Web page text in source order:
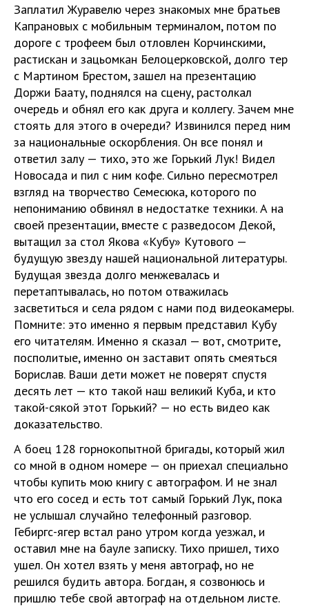
Заплатил Журавелю через знакомых мне братьев
Капрановых с мобильным терминалом, потом по
дороге с трофеем был отловлен Корчинскими,
растискан и зацьомкан Белоцерковской, долго тер
с Мартином Брестом, зашел на презентацию
Доржи Баату, поднялся на сцену, растолкал
очередь и обнял его как друга и коллегу. Зачем мне
стоять для этого в очереди? Извинился перед ним
за национальные оскорбления. Он все понял и
ответил залу — тихо, это же Горький Лук! Видел
Новосада и пил с ним кофе. Сильно пересмотрел
взгляд на творчество Семесюка, которого по
непониманию обвинял в недостатке техники. А на
своей презентации, вместе с разведосом Декой,
вытащил за стол Якова «Кубу» Кутового —
будущую звезду нашей национальной литературы.
Будущая звезда долго менжевалась и
перетаптывалась, но потом отважилась
засветиться и села рядом с нами под видеокамеры.
Помните: это именно я первым представил Кубу
его читателям. Именно я сказал — вот, смотрите,
посполитые, именно он заставит опять смеяться
Борислав. Ваши дети может не поверят спустя
десять лет — кто такой наш великий Куба, и кто
такой-сякой этот Горький? — но есть видео как
доказательство.
А боец 128 горнокопытной бригады, который жил
со мной в одном номере — он приехал специально
чтобы купить мою книгу с автографом. И не знал
что его сосед и есть тот самый Горький Лук, пока
не услышал случайно телефонный разговор.
Гебиргс-ягер встал рано утром когда уезжал, и
оставил мне на бауле записку. Тихо пришел, тихо
ушел. Он хотел взять у меня автограф, но не
решился будить автора. Богдан, я созвонюсь и
пришлю тебе свой автограф на отдельном листе.